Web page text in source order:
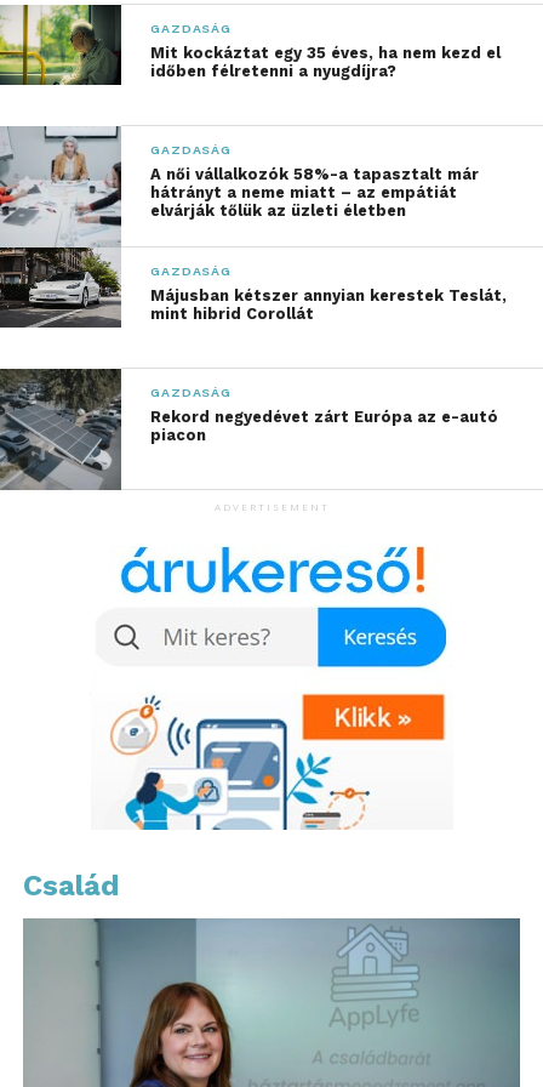
szinte változatlanul maradt, de másfélszer több be
nem fizetett adót tártak fel, mint 2023-ban.
trendek a nagyvállalatoknál
A multinacionális cégek transzferár-ellenőrzései
2024-ben kiemelt hangsúlyt kaptak. A NAV azt
vizsgálta, hogy az egy vállalatcsoporthoz tartozó
cégek megfelelő, piaci áron számolnak-e el egymás
között. A hatékonyság látványosan javult: a korábbi
milliárd forint helyett már 8 milliárd forintnyi
hiányzó adót találtak.
A gyártó szektorban is aktív volt a hatóság: a
veszteséges vagy alacsony nyereségű cégeknél öt
ellenőrzés keretében 1,1 milliárd forintnyi hiányra
derült fény. Új tendencia, hogy a nagyvállalatoknál
már nemcsak az áfa-szabálytalanságok, hanem a
vállalatcsoporton belüli árazási problémák is egyre
gyakoribbak.
A transzferárazás az
egyik legösszetettebb
terület, ahol a NAV ma
már kifejezetten
adatvezérelt
módszereket alkalmaz. A
tapasztalataink szerint a
hatóság egyre mélyebben
elemzi a
vállalatcsoportokon belüli
GAZDASÁG
Mit kockáztat egy 35 éves, ha nem kezd el
időben félretenni a nyugdíjra?
GAZDASÁG
A női vállalkozók 58%-a tapasztalt már
hátrányt a neme miatt – az empátiát
elvárják tőlük az üzleti életben
GAZDASÁG
Májusban kétszer annyian kerestek Teslát,
mint hibrid Corollát
GAZDASÁG
Rekord negyedévet zárt Európa az e-autó
piacon
ADVERTISEMENT
Család